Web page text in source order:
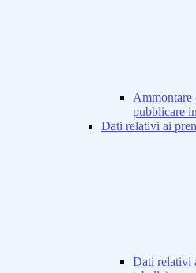
Ammontare
pubblicare
Dati relativi ai
Dati relativi